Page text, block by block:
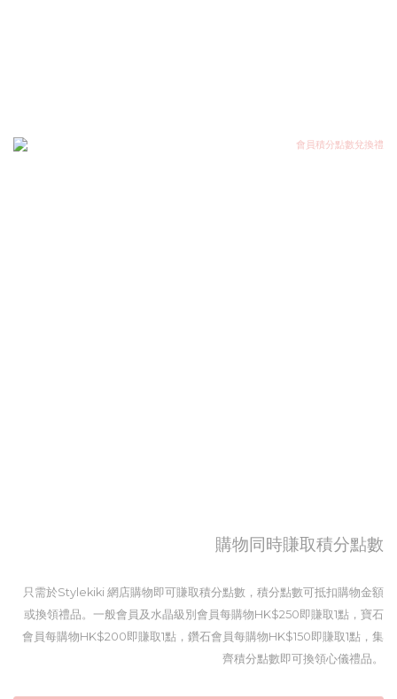
購物同時賺取積分點數
只需於Stylekiki 網店購物即可賺取積分點數，積分點數可抵扣購物金額
或換領禮品。一般會員及水晶級別會員每購物HK$250即賺取1點，寶石
會員每購物HK$200即賺取1點，鑽石會員每購物HK$150即賺取1點，集
齊積分點數即可換領心儀禮品。